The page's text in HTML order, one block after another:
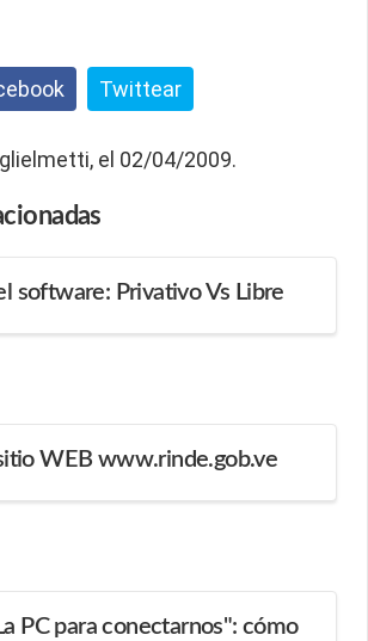
Twittear
el 02/04/2009.
software: Privativo Vs Libre
WEB www.rinde.gob.ve
PC para conectarnos": cómo